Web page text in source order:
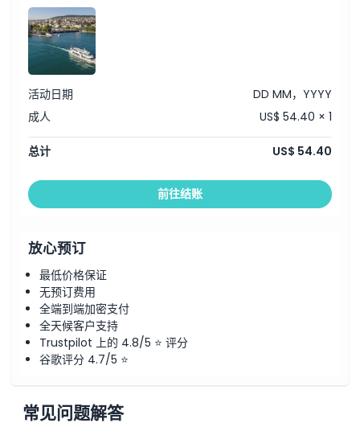
活动日期
DD MM，YYYY
成人
US$ 54.40 × 1
总计 US$ 54.40
前往结账
放心预订
最低价格保证
无预订费用
全端到端加密支付
全天候客户支持
Trustpilot 上的 4.8/5 ⭐ 评分
谷歌评分 4.7/5 ⭐
常见问题解答